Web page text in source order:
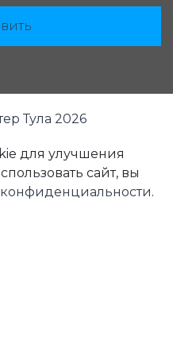
Тула 2026
для улучшения
сайт, вы
.